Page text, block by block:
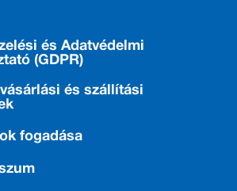
és Adatvédelmi
(GDPR)
és szállítási
fogadása